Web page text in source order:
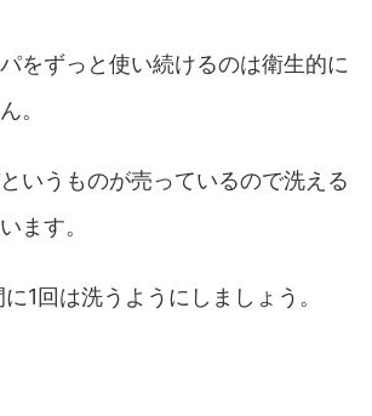
をずっと使い続けるのは衛生的に
。
いうものが売っているので洗える
ます。
1回は洗うようにしましょう。